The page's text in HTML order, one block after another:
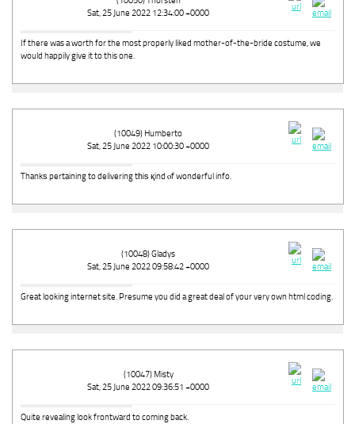
Sat, 25 June 2022 12:34:00 +0000
If there was a worth for the most properly liked mother-of-the-bride costume, we
would happily give it to this one.
(10049) Humberto
Sat, 25 June 2022 10:00:30 +0000
Thankѕ pertaining to delivering tһiѕ қind ⲟf wonderful info.
(10048) Gladys
Sat, 25 June 2022 09:58:42 +0000
Great looking internet site. Presume you did a great deal of your very own html coding.
(10047) Misty
Sat, 25 June 2022 09:36:51 +0000
Quite revealing look frontward to coming back.